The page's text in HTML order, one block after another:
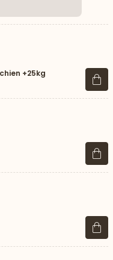
+25kg
Voir
Voir
Voir